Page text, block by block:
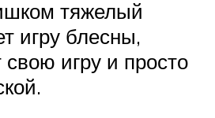
тяжелый
игру блесны,
свою игру и просто